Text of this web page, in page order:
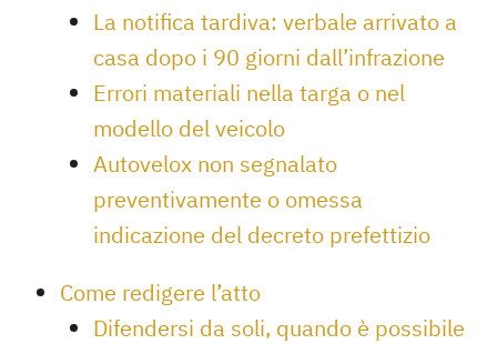
La notifica tardiva: verbale arrivato a
casa dopo i 90 giorni dall’infrazione
Errori materiali nella targa o nel
modello del veicolo
Autovelox non segnalato
preventivamente o omessa
indicazione del decreto prefettizio
Come redigere l’atto
Difendersi da soli, quando è possibile